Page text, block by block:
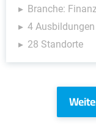
Branche:
4 Ausbildungen
28 Standorte